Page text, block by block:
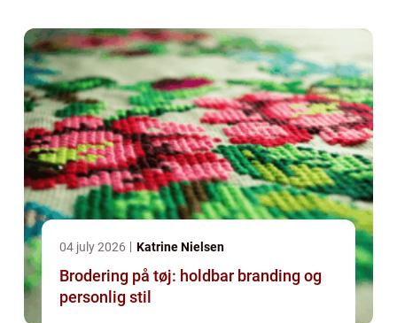
04 july 2026 Katrine Nielsen
Brodering på tøj: holdbar branding og
personlig stil